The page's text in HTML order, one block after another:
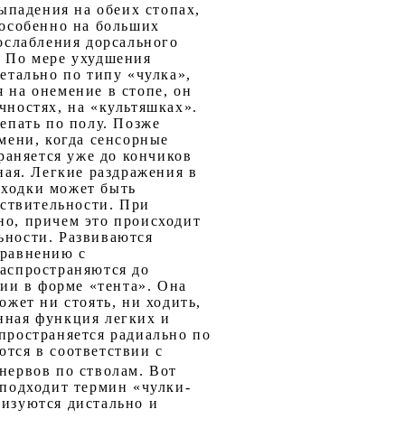
на обеих стопах,
на больших
дорсального
По мере ухудшения
по типу «чулка»,
на онемение в стопе, он
на «культяшках».
по полу. Позже
когда сенсорные
уже до кончиков
Легкие раздражения в
может быть
При
причем это происходит
Развиваются
с
до
в форме «тента». Она
ни стоять, ни ходить,
функция легких и
радиально по
в соответствии с
по стволам. Вот
термин «чулки-
дистально и